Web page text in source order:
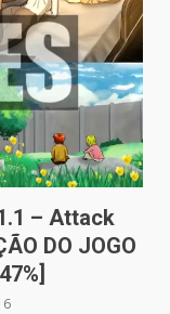
– Attack
DO JOGO